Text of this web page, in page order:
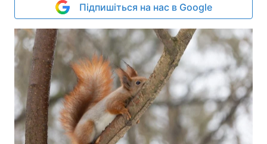
Підпишіться на нас в Google